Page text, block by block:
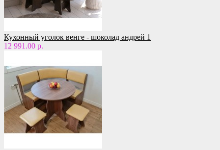
Кухонный уголок венге - шоколад андрей 1
12 991.00 р.